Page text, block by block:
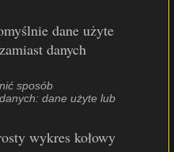
dane użyte
danych
sposób
dane użyte lub
wykres kołowy